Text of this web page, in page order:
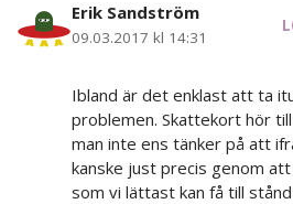
Erik Sandström
09.03.2017 kl 14:31
Ibland är det enklast att ta
problemen. Skattekort hör
man inte ens tänker på att
kanske just precis genom
som vi lättast kan få till